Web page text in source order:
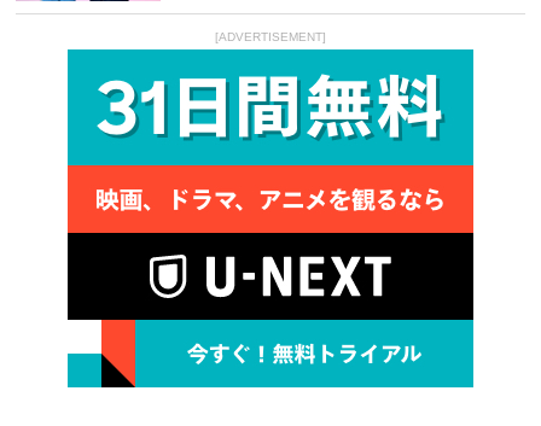
[ADVERTISEMENT]